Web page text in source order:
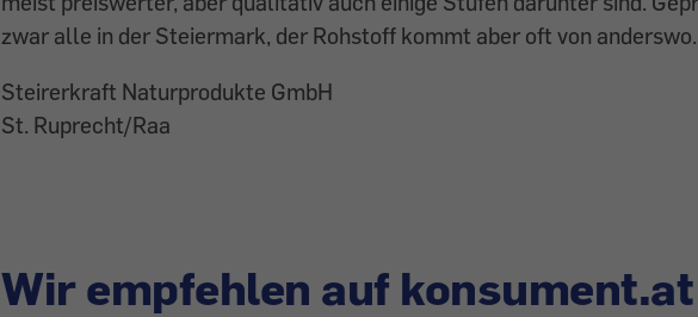
zwar alle in der Steiermark, der Rohstoff kommt aber oft von anderswo.
Steirerkraft Naturprodukte GmbH
St. Ruprecht/Raa
Wir empfehlen auf konsument.at